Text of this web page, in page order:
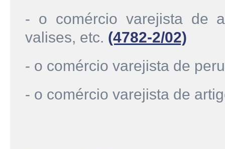
- o comércio varejista de
valises, etc. (4782-2/02)
- o comércio varejista de
- o comércio varejista de